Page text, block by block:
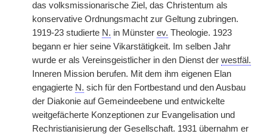
das volksmissionarische Ziel, das Christentum als
konservative Ordnungsmacht zur Geltung zubringen.
1919-23 studierte N. in Münster ev. Theologie. 1923
begann er hier seine Vikarstätigkeit. Im selben Jahr
wurde er als Vereinsgeistlicher in den Dienst der westfäl.
Inneren Mission berufen. Mit dem ihm eigenen Elan
engagierte N. sich für den Fortbestand und den Ausbau
der Diakonie auf Gemeindeebene und entwickelte
weitgefächerte Konzeptionen zur Evangelisation und
Rechristianisierung der Gesellschaft. 1931 übernahm er